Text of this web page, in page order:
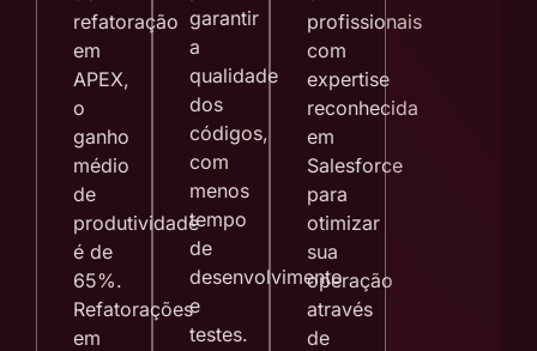
refatoração
em
APEX,
o
ganho
médio
de
produtividade
é de
65%.
Refatorações
em
garantir
a
qualidade
dos
códigos,
com
menos
tempo
de
desenvolvimento
e
testes.
profissionais
com
expertise
reconhecida
em
Salesforce
para
otimizar
sua
operação
através
de